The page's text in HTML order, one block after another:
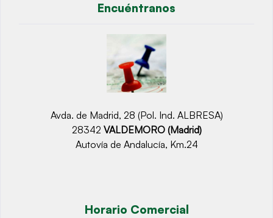
Encuéntranos
Avda. de Madrid, 28 (Pol. Ind. ALBRESA)
28342 VALDEMORO (Madrid)
Autovía de Andalucía, Km.24
Horario Comercial